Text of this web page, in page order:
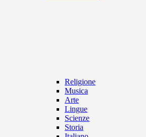
Religione
Musica
Arte
Lingue
Scienze
Storia